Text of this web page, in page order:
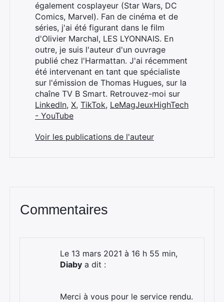
également cosplayeur (Star Wars, DC
Comics, Marvel). Fan de cinéma et de
séries, j'ai été figurant dans le film
d'Olivier Marchal, LES LYONNAIS. En
outre, je suis l'auteur d'un ouvrage
publié chez l'Harmattan. J'ai récemment
été intervenant en tant que spécialiste
sur l'émission de Thomas Hugues, sur la
chaîne TV B Smart. Retrouvez-moi sur
LinkedIn, X, TikTok, LeMagJeuxHighTech
- YouTube
Voir les publications de l'auteur
Commentaires
Le 13 mars 2021 à 16 h 55 min,
Diaby a dit :
Merci à vous pour le service rendu.